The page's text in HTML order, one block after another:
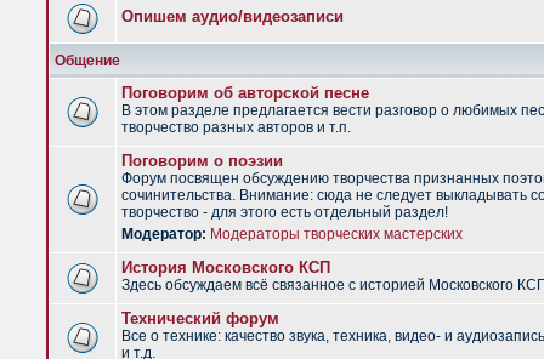
Опишем аудио/видеозаписи
Общение
Поговорим об авторской песне
В этом разделе предлагается вести разговор о любимых
творчество разных авторов и т.п.
Поговорим о поэзии
Форум посвящен обсуждению творчества признанных
сочинительства. Внимание: сюда не следует выкладывать
творчество - для этого есть отдельный раздел!
Модератор: Модераторы творческих мастерских
История Московского КСП
Здесь обсуждаем всё связанное с историей Московского
Технический форум
Все о технике: качество звука, техника, видео- и
и т.д.